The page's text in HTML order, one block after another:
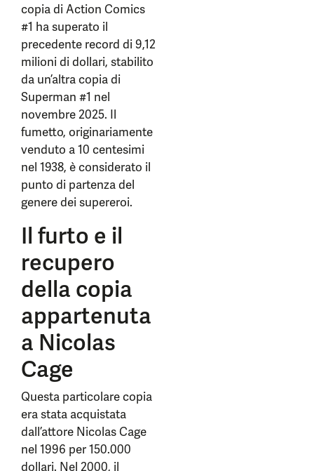
copia di Action Comics
#1 ha superato il
precedente record di 9,12
milioni di dollari, stabilito
da un’altra copia di
Superman #1 nel
novembre 2025. Il
fumetto, originariamente
venduto a 10 centesimi
nel 1938, è considerato il
punto di partenza del
genere dei supereroi.
Il furto e il
recupero
della copia
appartenuta
a Nicolas
Cage
Questa particolare copia
era stata acquistata
dall’attore Nicolas Cage
nel 1996 per 150.000
dollari. Nel 2000, il